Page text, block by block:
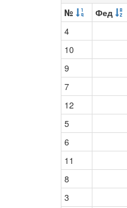
№ Фед
4
10
9
7
12
5
6
11
8
3